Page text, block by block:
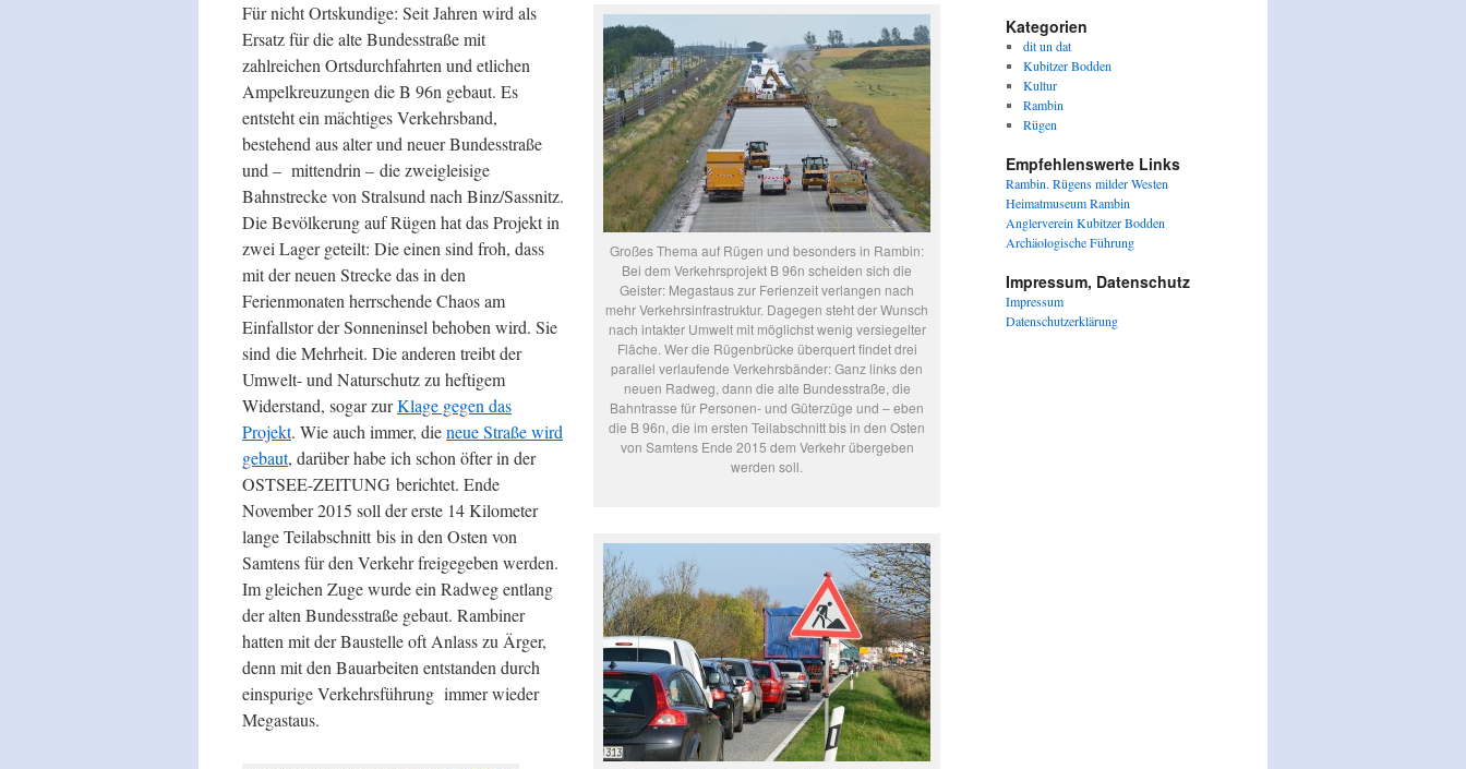
Großes Thema auf Rügen und besonders in Rambin:
Bei dem Verkehrsprojekt B 96n scheiden sich die
Geister: Megastaus zur Ferienzeit verlangen nach
mehr Verkehrsinfrastruktur. Dagegen steht der Wunsch
nach intakter Umwelt mit möglichst wenig versiegelter
Fläche. Wer die Rügenbrücke überquert findet drei
parallel verlaufende Verkehrsbänder: Ganz links den
neuen Radweg, dann die alte Bundesstraße, die
Bahntrasse für Personen- und Güterzüge und – eben
die B 96n, die im ersten Teilabschnitt bis in den Osten
von Samtens Ende 2015 dem Verkehr übergeben
werden soll.
Für nicht Ortskundige: Seit Jahren wird als
Ersatz für die alte Bundesstraße mit
zahlreichen Ortsdurchfahrten und etlichen
Ampelkreuzungen die B 96n gebaut. Es
entsteht ein mächtiges Verkehrsband,
bestehend aus alter und neuer Bundesstraße
und – mittendrin – die zweigleisige
Bahnstrecke von Stralsund nach Binz/Sassnitz.
Die Bevölkerung auf Rügen hat das Projekt in
zwei Lager geteilt: Die einen sind froh, dass
mit der neuen Strecke das in den
Ferienmonaten herrschende Chaos am
Einfallstor der Sonneninsel behoben wird. Sie
sind die Mehrheit. Die anderen treibt der
Umwelt- und Naturschutz zu heftigem
Widerstand, sogar zurKlage gegen das
Projekt. Wie auch immer, dieneue Straße wird
gebaut, darüber habe ich schon öfter in der
OSTSEE-ZEITUNG berichtet. Ende
November 2015 soll der erste 14 Kilometer
lange Teilabschnitt bis in den Osten von
Samtens für den Verkehr freigegeben werden.
Im gleichen Zuge wurde ein Radweg entlang
der alten Bundesstraße gebaut. Rambiner
hatten mit der Baustelle oft Anlass zu Ärger,
denn mit den Bauarbeiten entstanden durch
einspurige Verkehrsführung immer wieder
Megastaus.
Kategorien
dit un dat
Kubitzer Bodden
Kultur
Rambin
Rügen
Empfehlenswerte Links
Rambin. Rügens milder Westen
Heimatmuseum Rambin
Anglerverein Kubitzer Bodden
Archäologische Führung
Impressum, Datenschutz
Impressum
Datenschutzerklärung